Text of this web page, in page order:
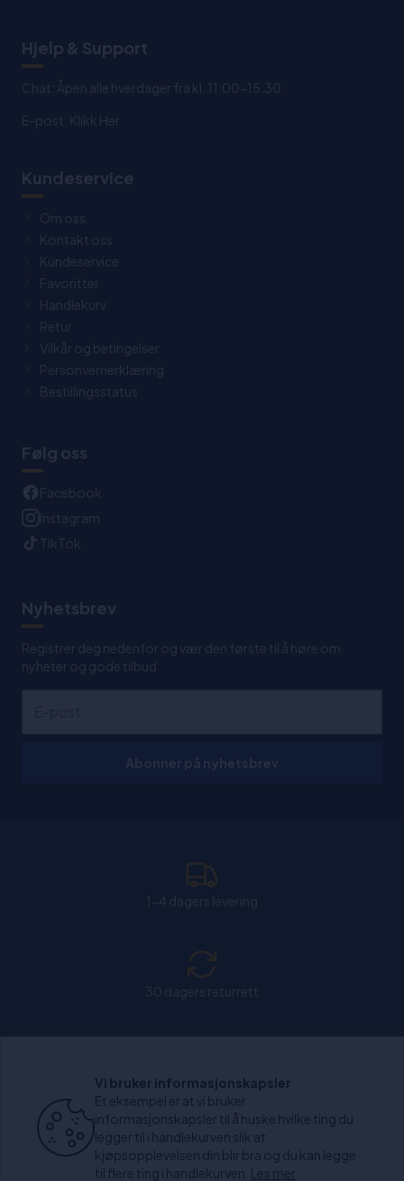
Hjelp & Support
Chat: Åpen alle hverdager fra kl. 11:00-15:30.
E-post: Klikk Her
Kundeservice
Om oss
Kontakt oss
Kundeservice
Favoritter
Handlekurv
Retur
Vilkår og betingelser
Personvernerklæring
Bestillingsstatus
Følg oss
Facebook
Instagram
TikTok
Nyhetsbrev
Registrer deg nedenfor og vær den første til å høre om
nyheter og gode tilbud
Chat: Åpen alle hverdager fra kl. 11:00-15:30.
+1000 anmeldelser
Vi bruker informasjonskapsler
Et eksempel er at vi bruker
informasjonskapsler til å huske hvilke ting du
legger til i handlekurven slik at
kjøpsopplevelsen din blir bra og du kan legge
til flere ting i handlekurven. Les mer